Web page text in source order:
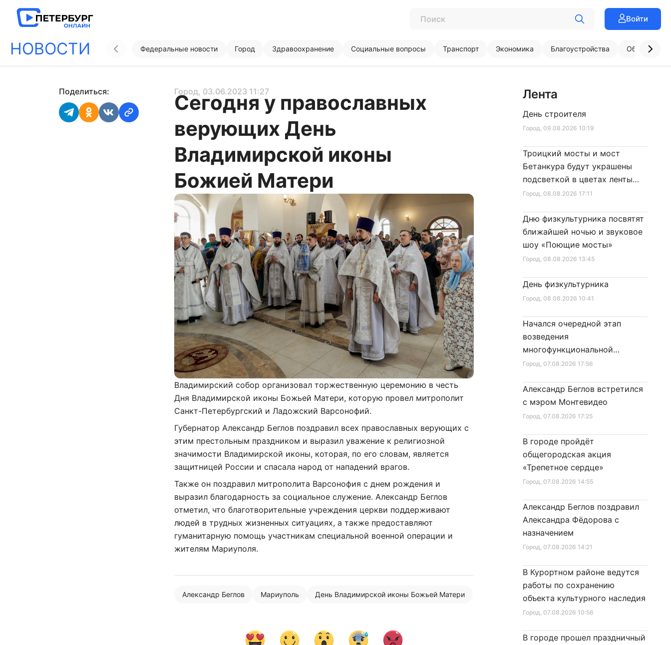
Войти
НОВОСТИ Федеральные новости Город Здравоохранение Социальные вопросы Транспорт Экономика Благоустройства
Поделиться: Город, 03.06.2023 11:27
Сегодня у православных
верующих День
Владимирской иконы
Божией Матери
Владимирский собор организовал торжественную церемонию в честь
Дня Владимирской иконы Божьей Матери, которую провел митрополит
Санкт-Петербургский и Ладожский Варсонофий.
Губернатор Александр Беглов поздравил всех православных верующих с
этим престольным праздником и выразил уважение к религиозной
значимости Владимирской иконы, которая, по его словам, является
защитницей России и спасала народ от нападений врагов.
Также он поздравил митрополита Варсонофия с днем рождения и
выразил благодарность за социальное служение. Александр Беглов
отметил, что благотворительные учреждения церкви поддерживают
людей в трудных жизненных ситуациях, а также предоставляют
гуманитарную помощь участникам специальной военной операции и
жителям Мариуполя.
Александр Беглов Мариуполь День Владимирской иконы Божьей Матери
Лента
Город, 09.08.2026 10:19
День строителя
Город, 08.08.2026 17:11
Троицкий мосты и мост
Бетанкура будут украшены
подсветкой в цветах ленты
Ленинградской Победы
Город, 08.08.2026 13:45
Дню физкультурника посвятят
ближайшей ночью и звуковое
шоу «Поющие мосты»
Город, 08.08.2026 10:41
День физкультурника
Город, 07.08.2026 17:56
Начался очередной этап
возведения
многофункциональной
площадки центра спорта
Город, 07.08.2026 17:25
Александр Беглов встретился
с мэром Монтевидео
Город, 07.08.2026 14:55
В городе пройдёт
общегородская акция
«Трепетное сердце»
Город, 07.08.2026 14:21
Александр Беглов поздравил
Александра Фёдорова с
назначением
Город, 07.08.2026 10:56
В Курортном районе ведутся
работы по сохранению
объекта культурного наследия
В городе прошел праздничный